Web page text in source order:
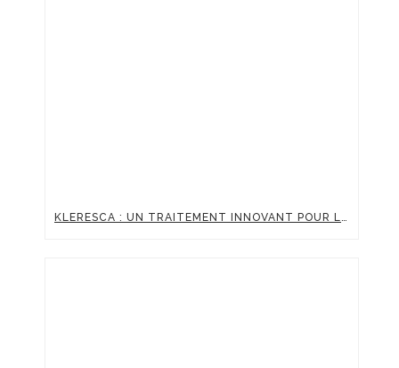
KLERESCA : UN TRAITEMENT INNOVANT POUR LES ROUGEURS DU VISAGE